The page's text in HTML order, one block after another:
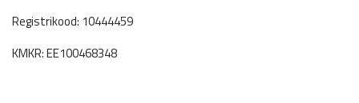
Registrikood: 10444459
KMKR: EE100468348